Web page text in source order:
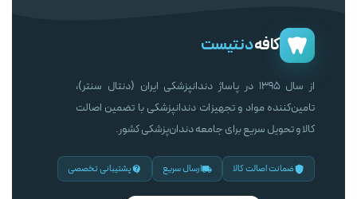
کافهدنتیست
از سال ۱۳۹۵ در پاساژ دندانپزشکی ایران (دنتال سنتر)،
تامین‌کننده مواد و تجهیزات دندانپزشکی با تضمین اصالت
کالا و تحویل سریع برای جامعه دندان‌پزشکی کشور.
ضمانت اصالت کالا ارسال سریع پشتیبانی تخصصی